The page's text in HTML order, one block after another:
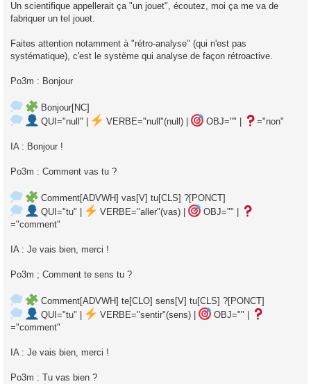
Un scientifique appellerait ça "un jouet", écoutez, moi ça me va de
fabriquer un tel jouet.
Faites attention notamment à "rétro-analyse" (qui n'est pas
systématique), c'est le système qui analyse de façon rétroactive.
Po3m : Bonjour
Bonjour[NC]
QUI="null" |
VERBE="null"(null) | OBJ="" | ="non"
IA : Bonjour !
Po3m : Comment vas tu ?
Comment[ADVWH] vas[V] tu[CLS] ?[PONCT]
QUI="tu" |
VERBE="aller"(vas) |
OBJ="" |
="comment"
IA : Je vais bien, merci !
Po3m ; Comment te sens tu ?
Comment[ADVWH] te[CLO] sens[V] tu[CLS] ?[PONCT]
QUI="tu" |
VERBE="sentir"(sens) |
OBJ="" |
="comment"
IA : Je vais bien, merci !
Po3m : Tu vas bien ?